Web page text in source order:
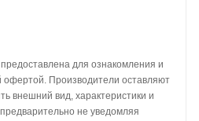
для ознакомления и
офертой. Производители оставляют
внешний вид, характеристики и
не уведомляя